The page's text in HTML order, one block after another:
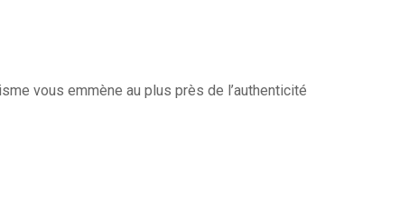
vous emmène au plus près de l’authenticité